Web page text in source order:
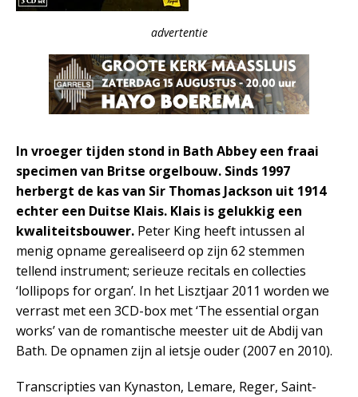
advertentie
In vroeger tijden stond in Bath Abbey een fraai
specimen van Britse orgelbouw. Sinds 1997
herbergt de kas van Sir Thomas Jackson uit 1914
echter een Duitse Klais. Klais is gelukkig een
kwaliteitsbouwer. Peter King heeft intussen al
menig opname gerealiseerd op zijn 62 stemmen
tellend instrument; serieuze recitals en collecties
‘lollipops for organ’. In het Lisztjaar 2011 worden we
verrast met een 3CD-box met ‘The essential organ
works’ van de romantische meester uit de Abdij van
Bath. De opnamen zijn al ietsje ouder (2007 en 2010).
Transcripties van Kynaston, Lemare, Reger, Saint-